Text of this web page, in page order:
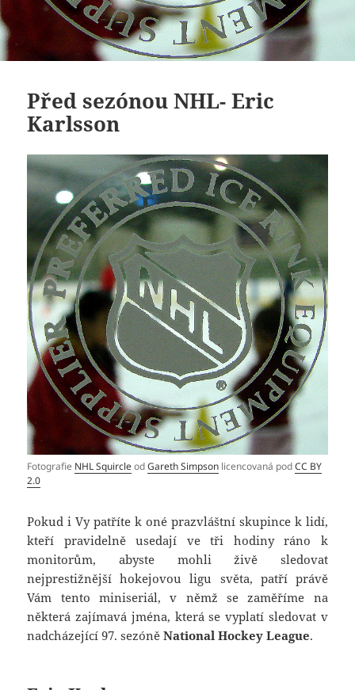
Před sezónou NHL- Eric
Karlsson
Fotografie NHL SquircleodGareth Simpson licencovaná podCC BY
2.0
Pokud i Vy patříte k oné prazvláštní skupince k lidí,
kteří pravidelně usedají ve tři hodiny ráno k
monitorům, abyste mohli živě sledovat
nejprestižnější hokejovou ligu světa, patří právě
Vám tento miniseriál, v němž se zaměříme na
některá zajímavá jména, která se vyplatí sledovat v
nadcházející 97. sezóněNational Hockey League.